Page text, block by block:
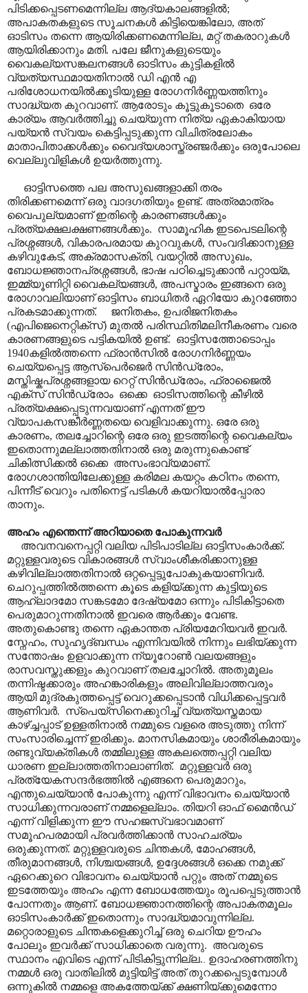
പിടിക്കപ്പെടണമെന്നില്ല ആദ്യകാലങ്ങളിൽ;
അപാകതകളുടെ സൂചനകൾ കിട്ടിയെങ്കിലോ, അത്
ഓടിസം തന്നെ ആയിരിക്കണമെന്നില്ല, മറ്റ് തകരാറുകൾ
ആയിരിക്കാനും മതി. പലേ ജീനുകളുടെയും
വൈകല്യസങ്കലനങ്ങൾ ഓടിസം കുട്ടികളിൽ
വ്യത്യസ്ഥമായതിനാൽ ഡി എൻ എ
പരിശോധനയിൽക്കൂടിയുള്ള രോഗനിർണ്ണയത്തിനും
സാദ്ധ്യത കുറവാണ്. ആരോടും കൂട്ടുകൂടാതെ ഒരേ
കാര്യം ആവർത്തിച്ചു ചെയ്യുന്ന നിത്യ ഏകാകിയായ
പയ്യൻ സ്വയം കെട്ടിപ്പടുക്കുന്ന വിചിത്രലോകം
മാതാപിതാക്കൾക്കും വൈദ്യശാസ്ത്രഞ്ജർക്കും ഒരുപോലെ
വെല്ലുവിളികൾ ഉയർത്തുന്നു.
ഓട്ടിസത്തെ പല അസുഖങ്ങളാക്കി തരം
തിരിക്കണമെന്ന് ഒരു വാദഗതിയും ഉണ്ട്. അത്രമാത്രം
വൈപുല്യമാണ് ഇതിന്റെ കാരണങ്ങൾക്കും
പ്രത്യക്ഷലക്ഷണങ്ങൾക്കും. സാമൂഹിക ഇടപെടലിന്റെ
പ്രശ്നങ്ങൾ, വികാരപരമായ കുറവുകൾ, സംവദിക്കാനുള്ള
കഴിവുകേട്, അക്രമാസക്തി, വയറ്റിൽ അസുഖം,
ബോധജ്ഞാനപ്രശ്നങ്ങൾ, ഭാഷ പഠിച്ചെടുക്കാൻ പറ്റായ്മ,
ഇമ്മ്യൂണിറ്റി വൈകല്യങ്ങൾ, അപസ്മാരം ഇങ്ങനെ ഒരു
രോഗാവലിയാണ് ഓട്ടിസം ബാധിതർ ഏറിയോ കുറഞ്ഞോ
പ്രകടമാക്കുന്നത്. ജനിതകം, ഉപരിജനിതകം
(എപിജെനെറ്റിക്സ്) മുതൽ പരിസ്ഥിതിമലിനീകരണം വരെ
കാരണങ്ങളുടെ പട്ടികയിൽ ഉണ്ട്. ഓട്ടിസത്തോടൊപ്പം
1940കളിൽത്തന്നെ ഫ്രാൻസിൽ രോഗനിർണ്ണയം
ചെയ്യപ്പെട്ട ആസ്പെർജെർ സിൻഡ്രോം,
മസ്തിഷ്കപ്രശ്നങ്ങളായ റെറ്റ് സിൻഡ്രോം, ഫ്രാജൈൽ
എക്സ് സിൻഡ്രോം ഒക്കെ ഓടിസത്തിന്റെ കീഴിൽ
പ്രത്യക്ഷപ്പെടുന്നവയാണ് എന്നത് ഈ
വ്യാപകസങ്കീർണ്ണതയെ വെളിവാക്കുന്നു. ഒരേ ഒരു
കാരണം, തലച്ചോറിന്റെ ഒരേ ഒരു ഇടത്തിന്റെ വൈകല്യം
ഇതൊന്നുമല്ലാത്തതിനാൽ ഒരു മരുന്നുകൊണ്ട്
ചികിത്സിക്കൽ ഒക്കെ അസംഭാവ്യമാണ്.
രോഗശാന്തിയിലേക്കുള്ള കരിമല കയറ്റം കഠിനം തന്നെ,
പിന്നീട് വെറും പതിനെട്ട് പടികൾ കയറിയാൽ‌പ്പോരാ
താനും.
അഹം എന്തെന്ന് അറിയാതെ പോകുന്നവർ
അവനവനെപ്പറ്റി വലിയ പിടിപാടില്ല ഓട്ടിസംകാർക്ക്.
മറ്റുള്ളവരുടെ വികാരങ്ങൾ സ്വാംശീകരിക്കാനുള്ള
കഴിവില്ലാത്തതിനാൽ ഒറ്റപ്പെട്ടുപോകുകയാണിവർ.
ചെറുപ്പത്തിൽത്തന്നെ കൂടെ കളിയ്ക്കുന്ന കുട്ടിയുടെ
ആഹ്ലാദമോ സങ്കടമോ ദേഷ്യമോ ഒന്നും പിടികിട്ടാതെ
പെരുമാറുന്നതിനാൽ ഇവരെ ആർക്കും വേണ്ട.
അതുകൊണ്ടു തന്നെ ഏകാന്തത പ്രിയമേറിയവർ ഇവർ.
സ്നേഹം, സുഹൃദ്ബന്ധം എന്നിവയിൽ നിന്നും ലഭിയ്ക്കുന്ന
സന്തോഷം ഉളവാക്കുന്ന ന്യൂറോൺ വലയങ്ങളും
രാസവസ്തുക്കളും കുറവാണ് തലച്ചോറിൽ. അതുമൂലം
തന്നിഷ്ടക്കാരും അഹങ്കാരികളും അലിവില്ലാത്തവരും
ആയി മുദ്രകുത്തപ്പെട്ട് വെറുക്കപ്പെടാൻ വിധിക്കപ്പെട്ടവർ
ആണിവർ. സ്പെയ്സിനെക്കുറിച്ച് വ്യത്യസ്തമായ
കാഴ്ച്ചപ്പാട് ഉള്ളതിനാൽ നമ്മുടെ വളരെ അടുത്തു നിന്ന്
സംസാരിച്ചെന്ന് ഇരിക്കും. മാനസികമായും ശാരീരികമായും
രണ്ടുവ്യക്തികൾ തമ്മിലുള്ള അകലത്തെപ്പറ്റി വലിയ
ധാരണ ഇല്ലാത്തതിനാലാണിത്. മറ്റുള്ളവർ ഒരു
പ്രത്യേകസന്ദർഭത്തിൽ എങ്ങനെ പെരുമാറും,
എന്തുചെയ്യാൻ പോകുന്നു എന്ന് വിഭാവനം ചെയ്യാൻ
സാധിക്കുന്നവരാണ് നമ്മളെല്ലാം. തിയറി ഓഫ് മൈൻഡ്
എന്ന് വിളിക്കുന്ന ഈ സഹജസ്വഭാവമാണ്
സമൂഹപരമായി പ്രവർത്തിക്കാൻ സാഹചര്യം
ഒരുക്കുന്നത്. മറ്റുള്ളവരുടെ ചിന്തകൾ, മോഹങ്ങൾ,
തീരുമാനങ്ങൾ, നിശ്ചയങ്ങൾ, ഉദ്ദേശങ്ങൾ ഒക്കെ നമുക്ക്
ഏറെക്കുറെ വിഭാവനം ചെയ്യാൻ പറ്റും അത് നമ്മുടെ
ഇടത്തേയും അഹം എന്ന ബോധത്തേയും രൂപപ്പെടുത്താൻ
പോന്നതും ആണ്. ബോധജ്ഞാനത്തിന്റെ അപാകതമൂലം
ഓടിസംകാർക്ക് ഇതൊന്നും സാദ്ധ്യമാവുന്നില്ല.
മറ്റൊരാളുടെ ചിന്തകളെക്കുറിച്ച് ഒരു ചെറിയ ഊഹം
പോലും ഇവർക്ക് സാധിക്കാതെ വരുന്നു. അവരുടെ
സ്ഥാനം എവിടെ എന്ന് പിടികിട്ടുന്നില്ല. ഉദാഹരണത്തിനു
നമ്മൾ ഒരു വാതിലിൽ മുട്ടിയിട്ട് അത് തുറക്കപ്പെടുമ്പോൾ
ഒന്നുകിൽ നമ്മളെ അകത്തേയ്ക്ക് ക്ഷണിയ്ക്കുമെന്നോ